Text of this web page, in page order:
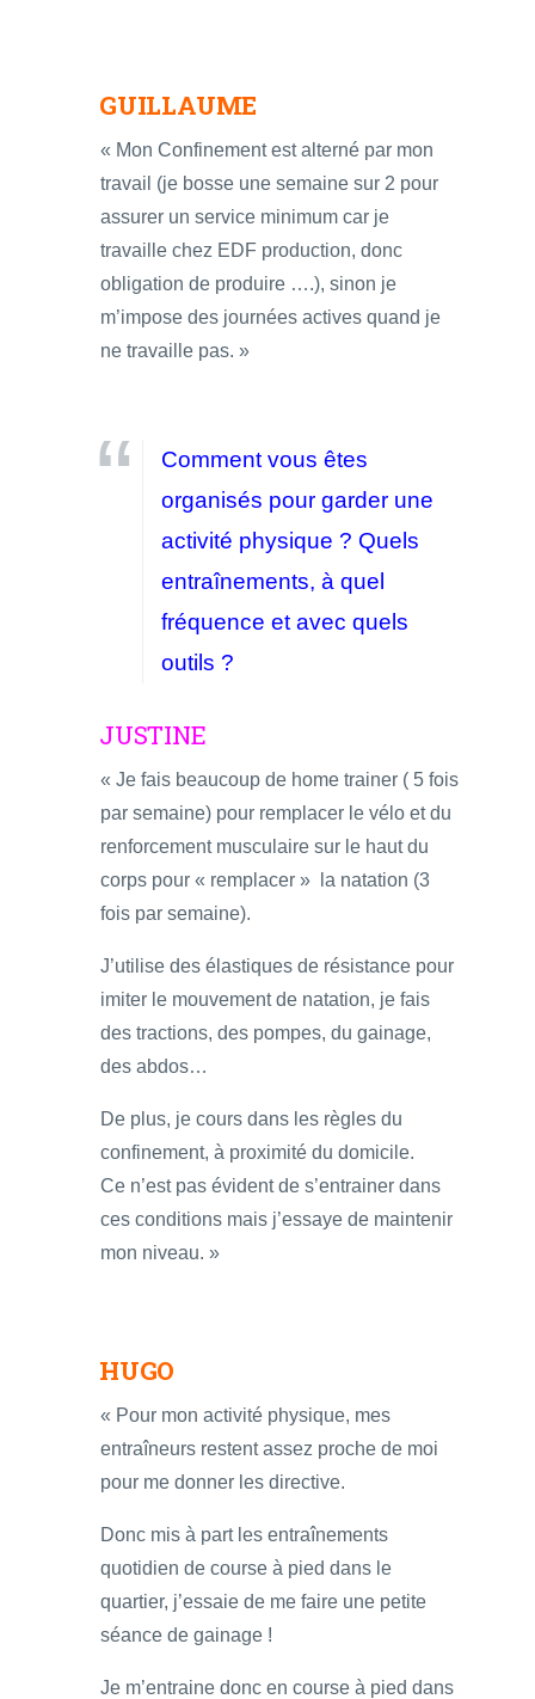
GUILLAUME
« Mon Confinement est alterné par mon
travail (je bosse une semaine sur 2 pour
assurer un service minimum car je
travaille chez EDF production, donc
obligation de produire ….), sinon je
m’impose des journées actives quand je
ne travaille pas. »
Comment vous êtes
organisés pour garder une
activité physique ? Quels
entraînements, à quel
fréquence et avec quels
outils ?
JUSTINE
« Je fais beaucoup de home trainer ( 5 fois
par semaine) pour remplacer le vélo et du
renforcement musculaire sur le haut du
corps pour « remplacer » la natation (3
fois par semaine).
J’utilise des élastiques de résistance pour
imiter le mouvement de natation, je fais
des tractions, des pompes, du gainage,
des abdos…
De plus, je cours dans les règles du
confinement, à proximité du domicile.
Ce n’est pas évident de s’entrainer dans
ces conditions mais j’essaye de maintenir
mon niveau. »
HUGO
« Pour mon activité physique, mes
entraîneurs restent assez proche de moi
pour me donner les directive.
Donc mis à part les entraînements
quotidien de course à pied dans le
quartier, j’essaie de me faire une petite
séance de gainage !
Je m’entraine donc en course à pied dans